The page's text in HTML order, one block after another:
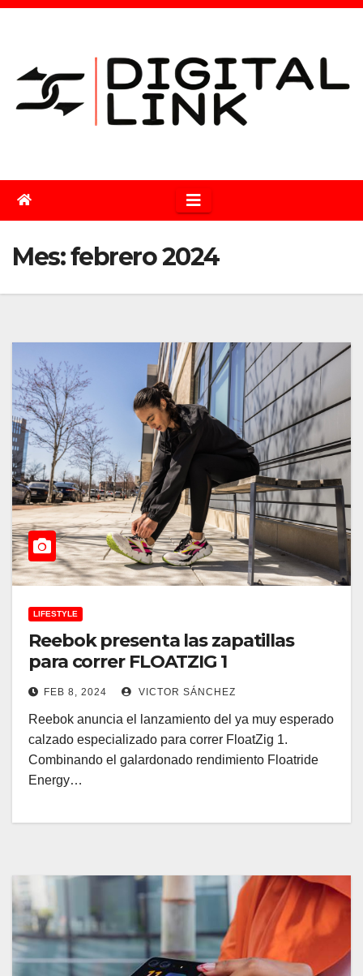
Saltar
Mes:febrero 2024
LIFESTYLE
Reebok presenta las zapatillas
para correr FLOATZIG 1
FEB 8, 2024 VICTOR SÁNCHEZ
Reebok anuncia el lanzamiento del ya muy esperado
calzado especializado para correr FloatZig 1.
Combinando el galardonado rendimiento Floatride
Energy…